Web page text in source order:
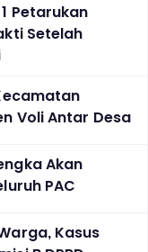
Petarukan
Setelah
Voli Antar Desa
Akan
PAC
Kasus